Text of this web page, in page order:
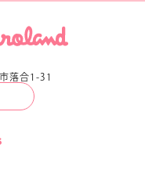
落合1-31